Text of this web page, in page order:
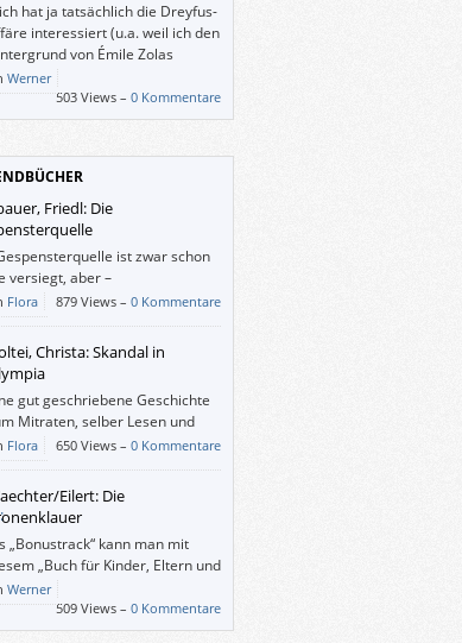
hat ja tatsächlich die Dreyfus-
interessiert (u.a. weil ich den
von Émile Zolas
in Erfahrung bringen
allerdings auch wieder nicht.
ergehen, die „bloß“ vom
Werner
503 Views – 0 Kommentare
Friedl: Die
ist zwar schon
versiegt, aber –
Flora 879 Views – 0 Kommentare
Christa: Skandal in
gut geschriebene Geschichte
Mitraten, selber Lesen und
Und man erhält viel
das alte Griechenland.
Flora 650 Views – 0 Kommentare
Eilert: Die
„Bonustrack“ kann man mit
„Buch für Kinder, Eltern und
anspruchsvolle LeserInnen“
treiben: falzen, raten,
singen und schneiden.
Werner
509 Views – 0 Kommentare